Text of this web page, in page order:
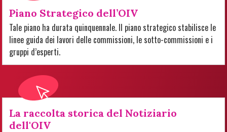
Piano Strategico dell’OIV
Tale piano ha durata quinquennale. Il piano strategico stabilisce le
linee guida dei lavori delle commissioni, le sotto-commissioni e i
gruppi d’esperti.
La raccolta storica del Notiziario
dell'OIV